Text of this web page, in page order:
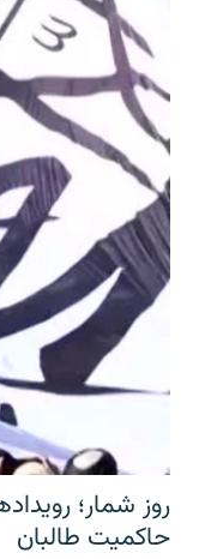
روز شمار؛
حاکمیت طالبان